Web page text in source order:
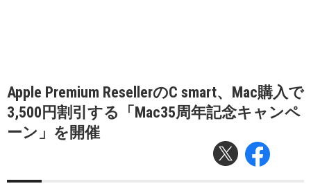
Apple Premium ResellerのC smart、Mac購入で
3,500円割引する「Mac35周年記念キャンペ
ーン」を開催